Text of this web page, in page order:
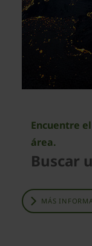
Encuentre
área.
Buscar
MÁS